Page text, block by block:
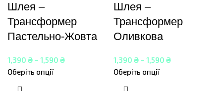
Шлея –
Трансформер
Пастельно-Жовта
1,390 ₴ – 1,590 ₴
Оберіть опції
Шлея –
Трансформер
Оливкова
1,390 ₴ – 1,590 ₴
Оберіть опції